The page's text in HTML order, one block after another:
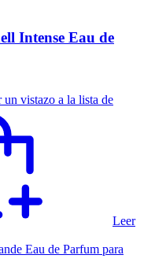
Intense Eau de
un vistazo a la lista de
Leer